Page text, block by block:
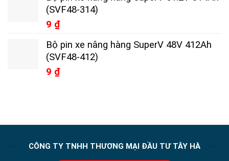
(SVF48-314)
9 ₫
Bộ pin xe nâng hàng SuperV 48V 412Ah
(SVF48-412)
9 ₫
CÔNG TY TNHH THƯƠNG MẠI ĐẦU TƯ TÂY HÀ